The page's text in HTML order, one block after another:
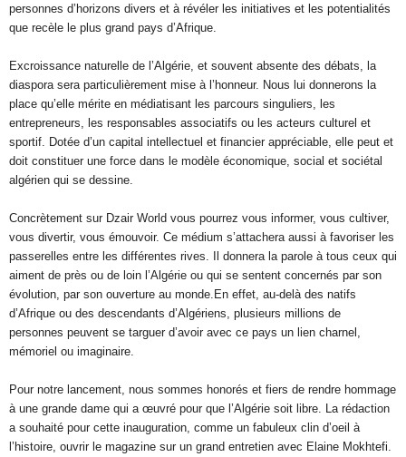
personnes d’horizons divers et à révéler les initiatives et les potentialités
que recèle le plus grand pays d’Afrique.
Excroissance naturelle de l’Algérie, et souvent absente des débats, la
diaspora sera particulièrement mise à l’honneur. Nous lui donnerons la
place qu’elle mérite en médiatisant les parcours singuliers, les
entrepreneurs, les responsables associatifs ou les acteurs culturel et
sportif. Dotée d’un capital intellectuel et financier appréciable, elle peut et
doit constituer une force dans le modèle économique, social et sociétal
algérien qui se dessine.
Concrètement sur Dzair World vous pourrez vous informer, vous cultiver,
vous divertir, vous émouvoir. Ce médium s’attachera aussi à favoriser les
passerelles entre les différentes rives. Il donnera la parole à tous ceux qui
aiment de près ou de loin l’Algérie ou qui se sentent concernés par son
évolution, par son ouverture au monde.En effet, au-delà des natifs
d’Afrique ou des descendants d’Algériens, plusieurs millions de
personnes peuvent se targuer d’avoir avec ce pays un lien charnel,
mémoriel ou imaginaire.
Pour notre lancement, nous sommes honorés et fiers de rendre hommage
à une grande dame qui a œuvré pour que l’Algérie soit libre. La rédaction
a souhaité pour cette inauguration, comme un fabuleux clin d’oeil à
l’histoire, ouvrir le magazine sur un grand entretien avec Elaine Mokhtefi.